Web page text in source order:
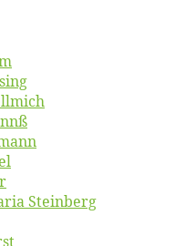
Steinberg